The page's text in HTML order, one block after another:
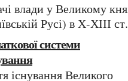
Русі) в Х-ХІІІ ст.